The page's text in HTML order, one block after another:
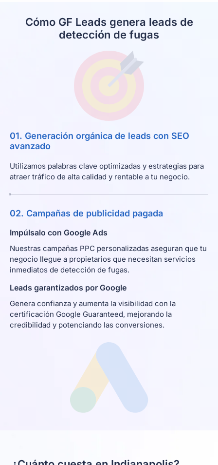
Cómo GF Leads genera leads de
detección de fugas
01. Generación orgánica de leads con SEO
avanzado
Utilizamos palabras clave optimizadas y estrategias para
atraer tráfico de alta calidad y rentable a tu negocio.
02. Campañas de publicidad pagada
Impúlsalo con Google Ads
Nuestras campañas PPC personalizadas aseguran que tu
negocio llegue a propietarios que necesitan servicios
inmediatos de detección de fugas.
Leads garantizados por Google
Genera confianza y aumenta la visibilidad con la
certificación Google Guaranteed, mejorando la
credibilidad y potenciando las conversiones.